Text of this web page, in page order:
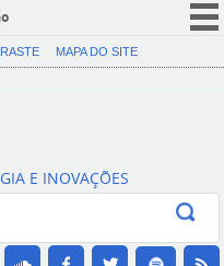
CORONAVÍRUS (COVID-19)
Canais
MAPA DO SITE
E INOVAÇÕES